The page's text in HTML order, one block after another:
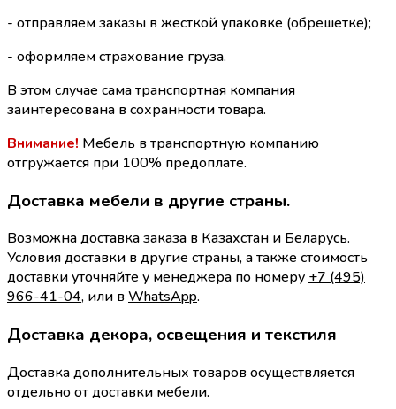
- отправляем заказы в жесткой упаковке (обрешетке);
- оформляем страхование груза.
В этом случае сама транспортная компания
заинтересована в сохранности товара.
Внимание! Мебель в транспортную компанию
отгружается при 100% предоплате.
Доставка мебели в другие страны.
Возможна доставка заказа в Казахстан и Беларусь.
Условия доставки в другие страны, а также стоимость
доставки уточняйте у менеджера по номеру +7 (495)
966-41-04, или вWhatsApp.
Доставка декора, освещения и текстиля
Доставка дополнительных товаров осуществляется
отдельно от доставки мебели.